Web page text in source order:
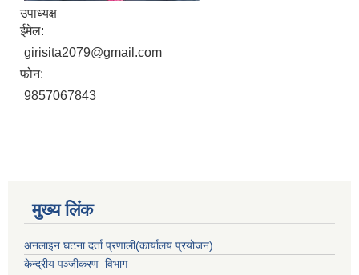
उपाध्यक्ष
ईमेल:
girisita2079@gmail.com
फोन:
9857067843
मुख्य लिंक
अनलाइन घटना दर्ता प्रणाली(कार्यालय प्रयोजन)
केन्द्रीय पञ्जीकरण विभाग